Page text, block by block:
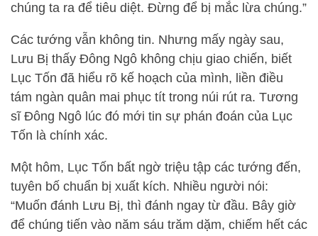
chúng ta ra để tiêu diệt. Đừng để bị mắc lừa chúng.”
Các tướng vẫn không tin. Nhưng mấy ngày sau,
Lưu Bị thấy Đông Ngô không chịu giao chiến, biết
Lục Tốn đã hiểu rõ kế hoạch của mình, liền điều
tám ngàn quân mai phục tít trong núi rút ra. Tương
sĩ Đông Ngô lúc đó mới tin sự phán đoán của Lục
Tốn là chính xác.
Một hôm, Lục Tốn bất ngờ triệu tập các tướng đến,
tuyên bố chuẩn bị xuất kích. Nhiều người nói:
“Muốn đánh Lưu Bị, thì đánh ngay từ đầu. Bây giờ
để chúng tiến vào năm sáu trăm dặm, chiếm hết các